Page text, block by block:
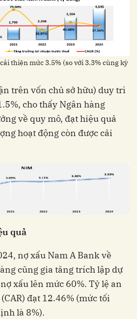
thiện mức 3.5% (so với 3.3% cùng kỳ
trên vốn chủ sở hữu) duy trì
cho thấy Ngân hàng
về quy mô, đạt hiệu quả
hoạt động còn được cải
quả
nợ xấu Nam A Bank về
cũng gia tăng trích lập dự
xấu lên mức 60%. Tỷ lệ an
đạt 12.46% (mức tối
là 8%).